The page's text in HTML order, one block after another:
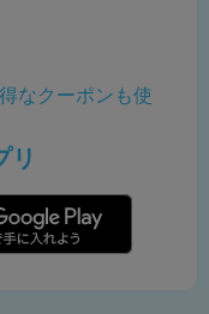
なクーポンも使
リ